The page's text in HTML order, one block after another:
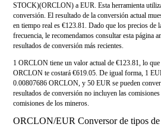
STOCK)(ORCLON) a EUR. Esta herramienta
conversión. El resultado de la conversión actual
en tiempo real es €123.81. Dado que los precios de
frecuencia, le recomendamos consultar esta página
resultados de conversión más recientes.
1 ORCLON tiene un valor actual de €123.81, lo
ORCLON te costará €619.05. De igual forma, 1
0.00807686 ORCLON, y 50 EUR se pueden
resultados de conversión no incluyen las
comisiones de los mineros.
ORCLON/EUR Conversor de tipos